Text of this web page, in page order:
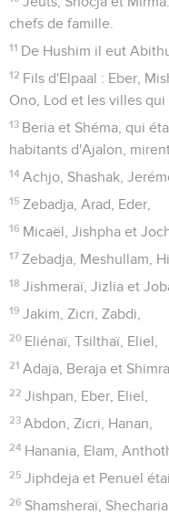
chefs de famille.
11 De Hushim il eut
12 Fils d'Elpaal : Eber,
Ono, Lod et les villes qui
13 Beria et Shéma, qui
habitants d'Ajalon,
14 Achjo, Shashak,
15 Zebadja, Arad, Eder,
16 Micaël, Jishpha et
17 Zebadja, Meshullam,
18 Jishmeraï, Jizlia et
19 Jakim, Zicri, Zabdi,
20 Eliénaï, Tsilthaï, Eliel,
21 Adaja, Beraja et
22 Jishpan, Eber, Eliel,
23 Abdon, Zicri, Hanan,
24 Hanania, Elam,
25 Jiphdeja et Penuel
26 Shamsheraï,